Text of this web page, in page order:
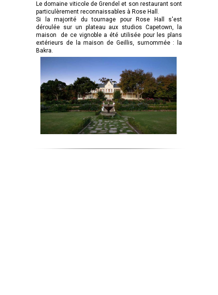
Le domaine viticole de Grendel et son restaurant sont
particulèrement reconnaissables à Rose Hall.
Si la majorité du tournage pour Rose Hall s'est
déroulée sur un plateau aux studios Capetown, la
maison de ce vignoble a été utilisée pour les plans
extérieurs de la maison de Geillis, surnommée : la
Bakra.